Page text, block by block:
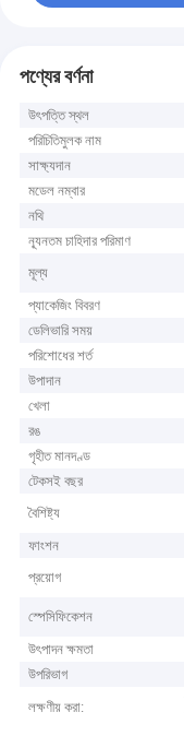
পণ্যের বর্ণনা
উৎপত্তি স্থল
পরিচিতিমুলক নাম
সাক্ষ্যদান
মডেল নম্বার
নথি
ন্যূনতম চাহিদার পরিমাণ
মূল্য
প্যাকেজিং বিবরণ
ডেলিভারি সময়
পরিশোধের শর্ত
উপাদান
খেলা
রঙ
গৃহীত মানদণ্ড
টেকসই বছর
বৈশিষ্ট্য
ফাংশন
প্রয়োগ
স্পেসিফিকেশন
উৎপাদন ক্ষমতা
উপরিভাগ
লক্ষণীয় করা: